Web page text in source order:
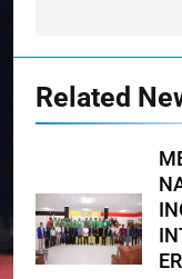
Related